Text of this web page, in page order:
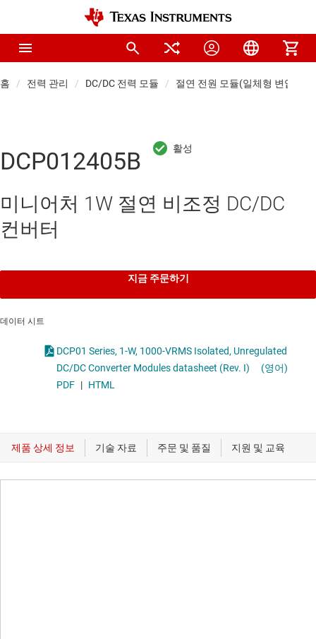
홈 전력 관리 DC/DC 전력 모듈 절연 전원 모듈(일체형 변압기)
DCP012405B
미니어처 1W 절연 비조정 DC/DC
컨버터
지금 주문하기
데이터 시트
DCP01 Series, 1-W, 1000-VRMS Isolated, Unregulated
DC/DC Converter Modules datasheet (Rev. I)
(영어)
PDF | HTML